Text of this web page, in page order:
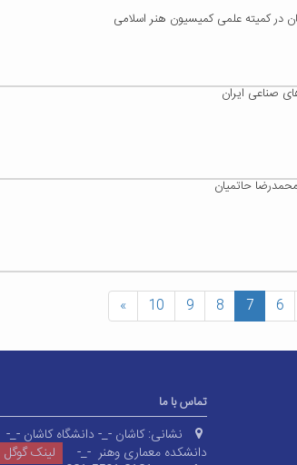
در کمیته علمی کمیسیون هنر اسلامی
صناعی ایران
حاتمیان
6
7
8
9
10
»
تماس با ما
نشانی: کاشان -_- دانشگاه کاشان -_-
دانشکده معماری وهنر -_-
لینک گوگل